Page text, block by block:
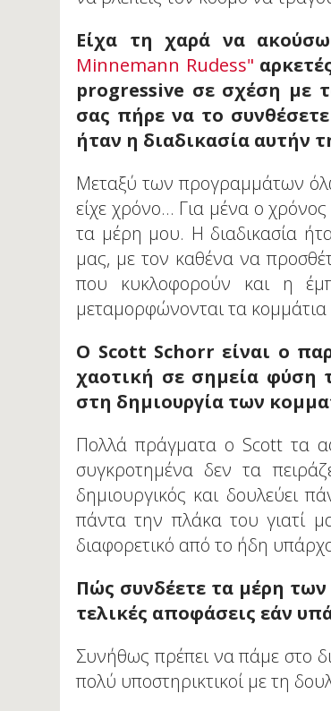
Είχα τη χαρά να
Minnemann Rudess"
progressive σε σχέση με
σας πήρε να το
ήταν η διαδικασία αυτήν
Μεταξύ των προγραμμάτων
είχε χρόνο... Για μένα ο
τα μέρη μου. Η διαδικασία
μας, με τον καθένα να
που κυκλοφορούν και η
μεταμορφώνονται τα
Ο Scott Schorr είναι ο
χαοτική σε σημεία φύση
στη δημιουργία των
Πολλά πράγματα ο Scott τα
συγκροτημένα δεν τα
δημιουργικός και δουλεύει
πάντα την πλάκα του γιατί
διαφορετικό από το ήδη
Πώς συνδέετε τα μέρη των
τελικές αποφάσεις εάν
Συνήθως πρέπει να πάμε στο
πολύ υποστηρικτικοί με τη